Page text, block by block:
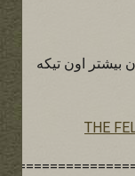
بیشتر اون تیکه